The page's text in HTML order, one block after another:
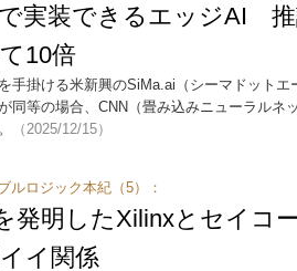
実装できるエッジAI 推
10倍
手掛ける米新興のSiMa.ai（シーマドット
同等の場合、CNN（畳み込みニューラルネ
（2025/12/15）
ルロジック本紀（5）：
発明したXilinxとセイコ
イ関係